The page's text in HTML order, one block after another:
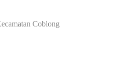
Coblong